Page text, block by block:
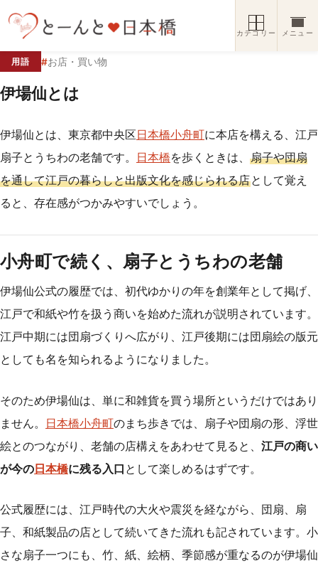
カテゴリー メニュー
用語 #お店・買い物
伊場仙とは
伊場仙とは、東京都中央区日本橋小舟町に本店を構える、江戸
扇子とうちわの老舗です。 日本橋を歩くときは、 扇子や団扇
を通して江戸の暮らしと出版文化を感じられる店として覚え
ると、存在感がつかみやすいでしょう。
小舟町で続く、扇子とうちわの老舗
伊場仙公式の履歴では、初代ゆかりの年を創業年として掲げ、
江戸で和紙や竹を扱う商いを始めた流れが説明されています。
江戸中期には団扇づくりへ広がり、江戸後期には団扇絵の版元
としても名を知られるようになりました。
そのため伊場仙は、単に和雑貨を買う場所というだけではあり
ません。 日本橋小舟町のまち歩きでは、扇子や団扇の形、浮世
絵とのつながり、老舗の店構えをあわせて見ると、 江戸の商い
が今の日本橋に残る入口 として楽しめるはずです。
公式履歴には、江戸時代の大火や震災を経ながら、団扇、扇
子、和紙製品の店として続いてきた流れも記されています。小
さな扇子一つにも、竹、紙、絵柄、季節感が重なるのが伊場仙